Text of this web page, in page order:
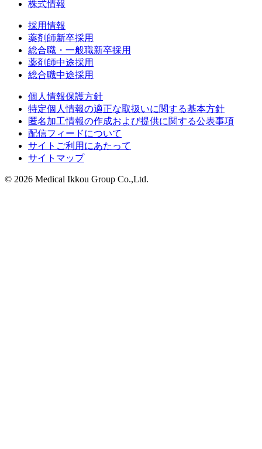
株式情報
採用情報
薬剤師新卒採用
総合職・一般職新卒採用
薬剤師中途採用
総合職中途採用
個人情報保護方針
特定個人情報の適正な取扱いに関する基本方針
匿名加工情報の作成および提供に関する公表事項
配信フィードについて
サイトご利用にあたって
サイトマップ
© 2026 Medical Ikkou Group Co.,Ltd.